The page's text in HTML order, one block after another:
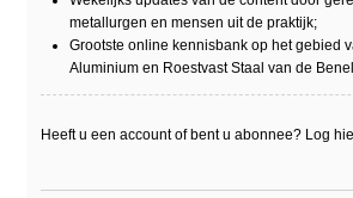
metallurgen en mensen uit de praktijk;
Grootste online kennisbank op het gebied
Aluminium en Roestvast Staal van de
Heeft u een account of bent u abonnee? Log